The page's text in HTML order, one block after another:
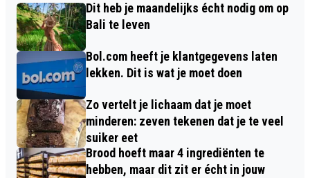
Dit heb je maandelijks écht nodig om op
Bali te leven
Bol.com heeft je klantgegevens laten
lekken. Dit is wat je moet doen
Zo vertelt je lichaam dat je moet
minderen: zeven tekenen dat je te veel
suiker eet
Brood hoeft maar 4 ingrediënten te
hebben, maar dit zit er écht in jouw